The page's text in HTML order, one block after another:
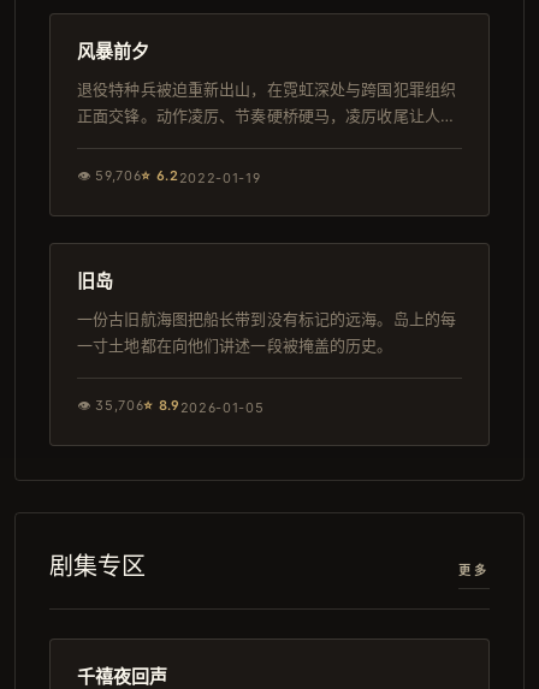
连载中
风暴前夕
退役特种兵被迫重新出山，在霓虹深处与跨国犯罪组织
正面交锋。动作凌厉、节奏硬桥硬马，凌厉收尾让人屏
👁 59,706⭐ 6.22022-01-19
导演剪辑版
148分钟
旧岛
一份古旧航海图把船长带到没有标记的远海。岛上的每
一寸土地都在向他们讲述一段被掩盖的历史。
👁 35,706⭐ 8.9 2026-01-05
剧集专区 更多
热播
146分钟
千禧夜回声